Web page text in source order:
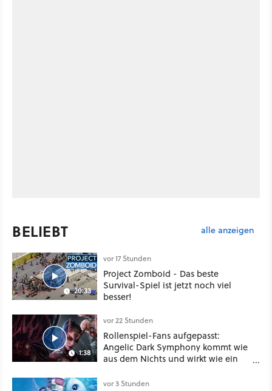
BELIEBT alle anzeigen
20:33
vor 17 Stunden
Project Zomboid - Das beste
Survival-Spiel ist jetzt noch viel
besser!
1:38
vor 22 Stunden
Rollenspiel-Fans aufgepasst:
Angelic Dark Symphony kommt wie
aus dem Nichts und wirkt wie ein
Mass Effect
vor 3 Stunden